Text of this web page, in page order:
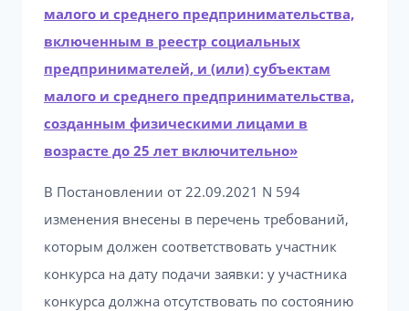
малого и среднего предпринимательства,
включенным в реестр социальных
предпринимателей, и (или) субъектам
малого и среднего предпринимательства,
созданным физическими лицами в
возрасте до 25 лет включительно»
В Постановлении от 22.09.2021 N 594
изменения внесены в перечень требований,
которым должен соответствовать участник
конкурса на дату подачи заявки: у участника
конкурса должна отсутствовать по состоянию